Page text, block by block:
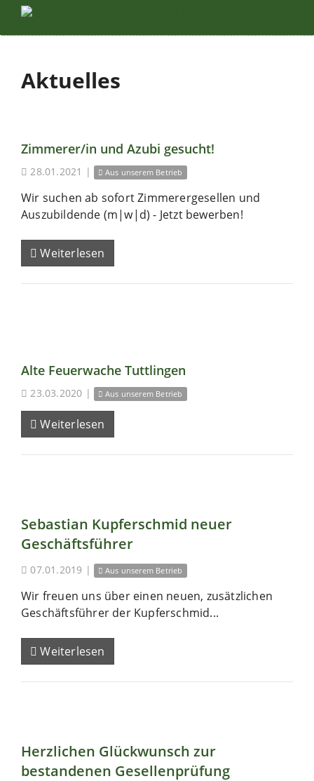
Aktuelles
Zimmerer/in und Azubi gesucht!
28.01.2021 | Aus unserem Betrieb
Wir suchen ab sofort Zimmerergesellen und
Auszubildende (m|w|d) - Jetzt bewerben!
Weiterlesen
Alte Feuerwache Tuttlingen
23.03.2020 | Aus unserem Betrieb
Weiterlesen
Sebastian Kupferschmid neuer
Geschäftsführer
07.01.2019 | Aus unserem Betrieb
Wir freuen uns über einen neuen, zusätzlichen
Geschäftsführer der Kupferschmid...
Weiterlesen
Herzlichen Glückwunsch zur
bestandenen Gesellenprüfung